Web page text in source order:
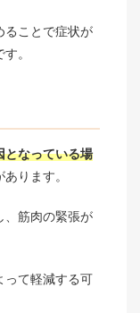
ることで症状が
。
となっている場
ります。
、筋肉の緊張が
って軽減する可